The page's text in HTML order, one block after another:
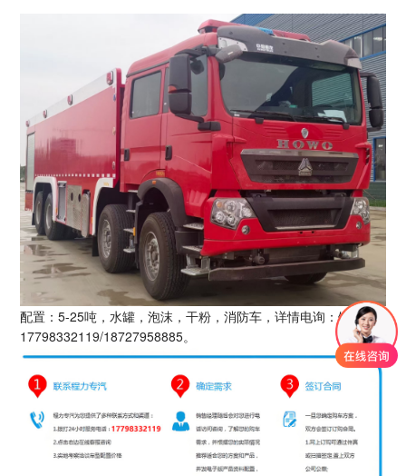
配置：5-25吨，水罐，泡沫，干粉，消防车，详情电询：饶小莉
17798332119/18727958885。